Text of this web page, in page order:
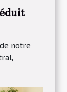
notre